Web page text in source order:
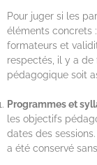
Pour juger si les
éléments concrets
formateurs et
respectés, il y a
pédagogique soit
Programmes et
les objectifs
dates des
a été conservé